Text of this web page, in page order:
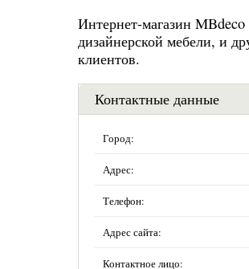
Интернет-магазин
дизайнерской мебели, и
клиентов.
Контактные данные
Город:
Адрес:
Телефон:
Адрес сайта:
Контактное лицо: